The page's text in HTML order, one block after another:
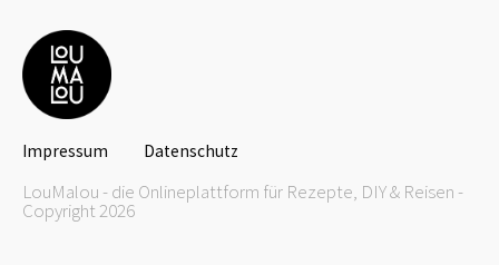
Impressum Datenschutz
LouMalou - die Onlineplattform für Rezepte, DIY & Reisen -
Copyright 2026